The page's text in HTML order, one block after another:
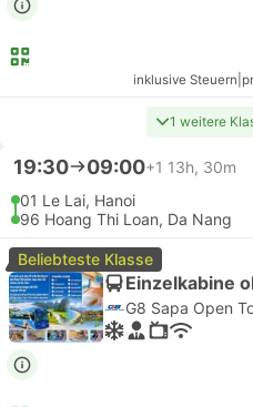
inklusive Steuern
1 weitere
19:30 09:00+1 13h, 30m
01 Le Lai, Hanoi
96 Hoang Thi Loan, Da Nang
Beliebteste Klasse
Einzelkabine
G8 Sapa Open